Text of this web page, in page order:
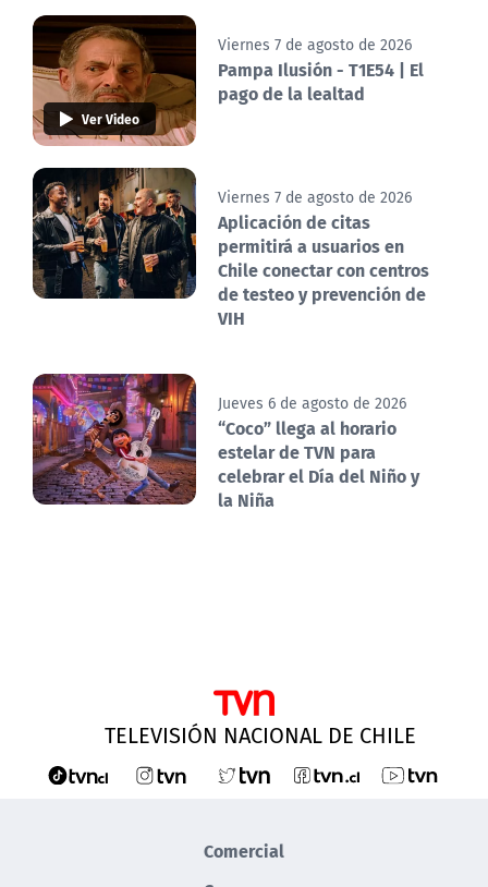
Ver Video
Viernes 7 de agosto de 2026
Pampa Ilusión - T1E54 | El
pago de la lealtad
Viernes 7 de agosto de 2026
Aplicación de citas
permitirá a usuarios en
Chile conectar con centros
de testeo y prevención de
VIH
Jueves 6 de agosto de 2026
“Coco” llega al horario
estelar de TVN para
celebrar el Día del Niño y
la Niña
TELEVISIÓN NACIONAL DE CHILE
Comercial